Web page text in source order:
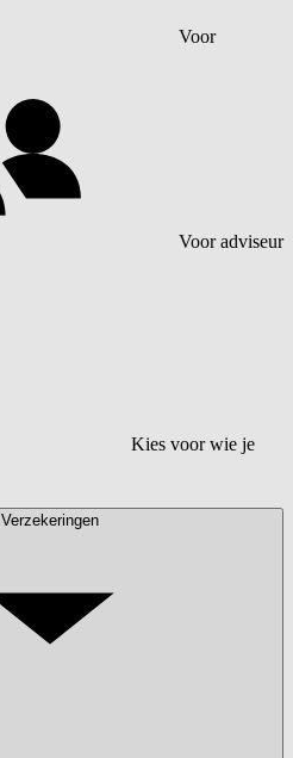
Voor
Voor adviseur
Kies voor wie je
Verzekeringen